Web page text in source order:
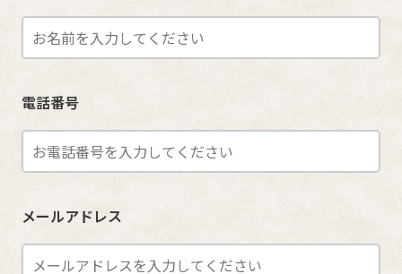
電話番号
メールアドレス